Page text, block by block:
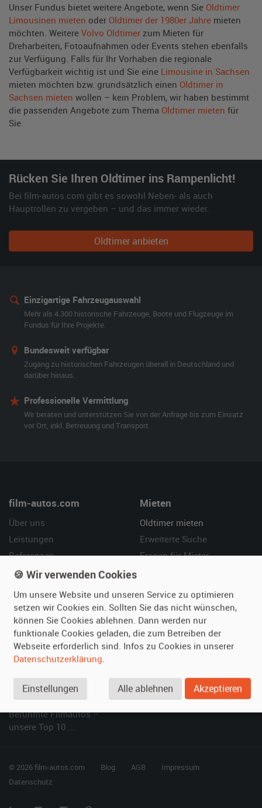
Unser Fundus bietet weitere Angebote, wenn Sie Oldtimer
Limousinen mieten oder Oldtimer der 1980er Jahre mieten
möchten. Weitere Volvo Oldtimer zum Mieten für
Dreharbeiten, Fotoaufnahmen oder Events stehen ebenfalls
zur Verfügung. Falls für Ihr Vorhaben die regionale
Verfügbarkeit wichtig ist und Sie eine Limousine in Sachsen
mieten möchten bzw. grundsätzlich einen Oldtimer in
Sachsen mieten wollen – kein Problem, wir haben bestimmt
die passenden Angebote zum Thema Oldtimer mieten für
Sie.
Rücken Sie Ihren Oldtimer ins Rampenlicht!
Bei film-autos.com gibt es sowohl Neben- als auch
Hauptrollen zu vergeben – und das immer wieder.
Oldtimer anbieten
Einzigartige Fahrzeugauswahl
Mehr als 4.300 historische Fahrzeuge, Boote und Flugzeuge im
Fundus für Ihre Projekte.
Bundesweit verfügbar
Zugang zu historischen Fahrzeugen überall in Deutschland und
darüber hinaus.
Professionelle Vermittlung
Wir beraten und unterstützen Sie von der Anfrage bis zum Einsatz
vor Ort, inkl. Betreuung und Transport.
film-autos.com
Über uns
Leistungen
Referenzen
Kundenmeinungen
Mieten
Oldtimer mieten
Erweiterte Suche
Fragen für Mieter
Vermieten
Oldtimer anmelden
Fotos senden
Fragen für Vermieter
Hilfe
Häufige Fragen (FAQ)
So funktioniert's
SPECIAL
Berühmte Filmautos –
unsere Top 10 ...
© 2026 film-autos.com Blog AGB
Impressum
Datenschutz
🍪 Wir verwenden Cookies
Um unsere Website und unseren Service zu optimieren
setzen wir Cookies ein. Sollten Sie das nicht wünschen,
können Sie Cookies ablehnen. Dann werden nur
funktionale Cookies geladen, die zum Betreiben der
Webseite erforderlich sind. Infos zu Cookies in unserer
Datenschutzerklärung.
Einstellungen Alle ablehnen Akzeptieren